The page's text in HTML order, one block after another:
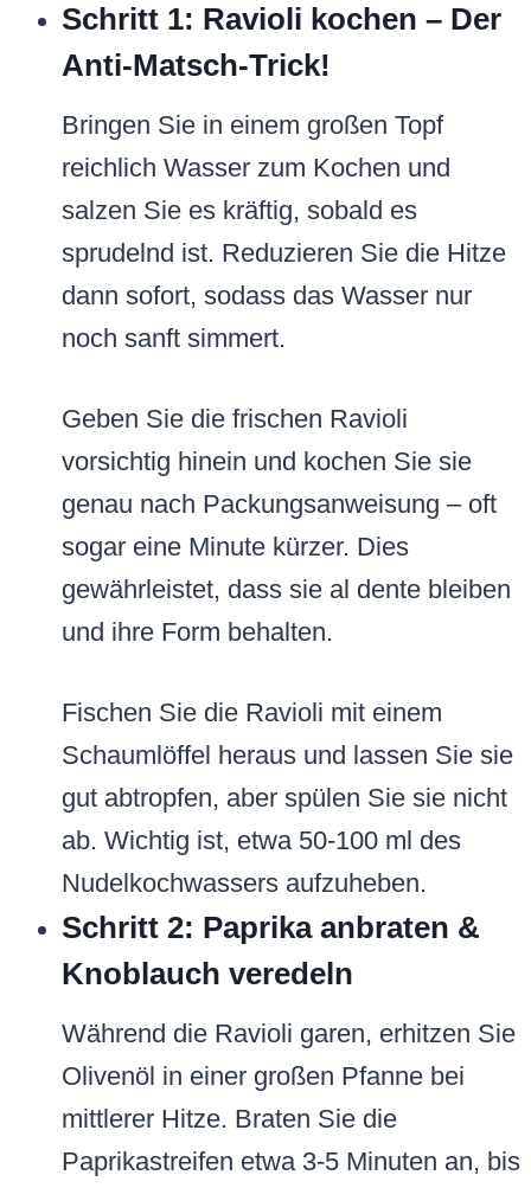
Schritt 1: Ravioli kochen – Der
Anti-Matsch-Trick!
Bringen Sie in einem großen Topf
reichlich Wasser zum Kochen und
salzen Sie es kräftig, sobald es
sprudelnd ist. Reduzieren Sie die Hitze
dann sofort, sodass das Wasser nur
noch sanft simmert.
Geben Sie die frischen Ravioli
vorsichtig hinein und kochen Sie sie
genau nach Packungsanweisung – oft
sogar eine Minute kürzer. Dies
gewährleistet, dass sie al dente bleiben
und ihre Form behalten.
Fischen Sie die Ravioli mit einem
Schaumlöffel heraus und lassen Sie sie
gut abtropfen, aber spülen Sie sie nicht
ab. Wichtig ist, etwa 50-100 ml des
Nudelkochwassers aufzuheben.
Schritt 2: Paprika anbraten &
Knoblauch veredeln
Während die Ravioli garen, erhitzen Sie
Olivenöl in einer großen Pfanne bei
mittlerer Hitze. Braten Sie die
Paprikastreifen etwa 3-5 Minuten an, bis